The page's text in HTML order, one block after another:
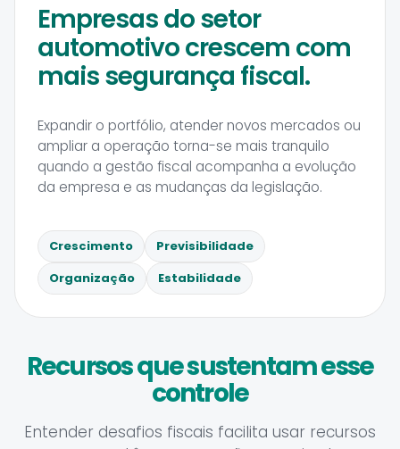
Empresas do setor
automotivo crescem com
mais segurança fiscal.
Expandir o portfólio, atender novos mercados ou
ampliar a operação torna-se mais tranquilo
quando a gestão fiscal acompanha a evolução
da empresa e as mudanças da legislação.
Crescimento
Previsibilidade
Organização
Estabilidade
Recursos que sustentam esse
controle
Entender desafios fiscais facilita usar recursos